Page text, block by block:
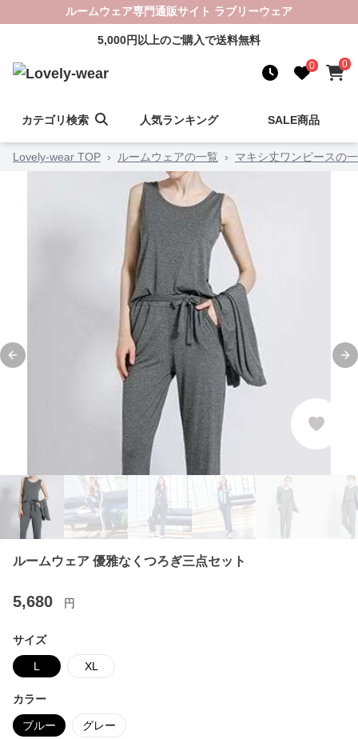
ルームウェア専門通販サイト ラブリーウェア
5,000円以上のご購入で送料無料
0 0
カテゴリ検索 人気ランキング SALE商品
Lovely-wear TOP › ルームウェアの一覧 › マキシ丈ワンピースの
Previous slide
ルームウェア 優雅なくつろぎ三点セット
5,680 円
サイズ
L XL
カラー
ブルー グレー